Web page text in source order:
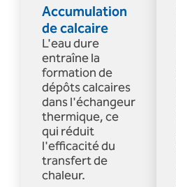
Accumulation
de calcaire
L'eau dure
entraîne la
formation de
dépôts calcaires
dans l'échangeur
thermique, ce
qui réduit
l'efficacité du
transfert de
chaleur.